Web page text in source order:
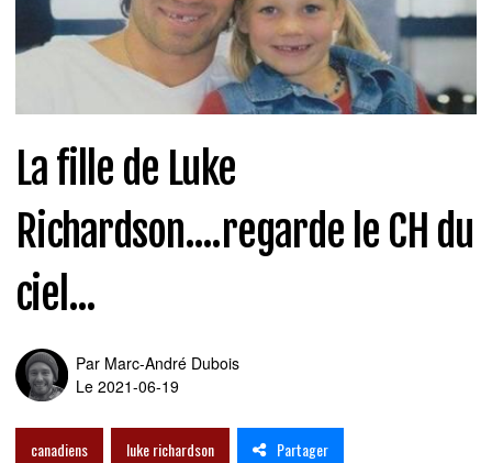
La fille de Luke
Richardson....regarde le CH du
ciel...
Par Marc-André Dubois
Le 2021-06-19
canadiens luke richardson Partager